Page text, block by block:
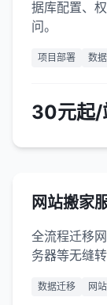
据库配置、
问。
项目部署 数
30元起/
网站搬家
全流程迁移
务器等无缝
数据迁移 网